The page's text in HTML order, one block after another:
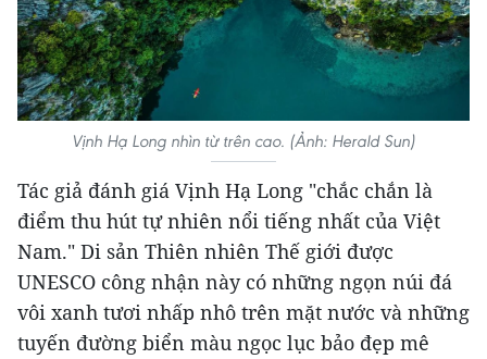
Vịnh Hạ Long nhìn từ trên cao. (Ảnh: Herald Sun)
Tác giả đánh giá Vịnh Hạ Long "chắc chắn là
điểm thu hút tự nhiên nổi tiếng nhất của Việt
Nam." Di sản Thiên nhiên Thế giới được
UNESCO công nhận này có những ngọn núi đá
vôi xanh tươi nhấp nhô trên mặt nước và những
tuyến đường biển màu ngọc lục bảo đẹp mê